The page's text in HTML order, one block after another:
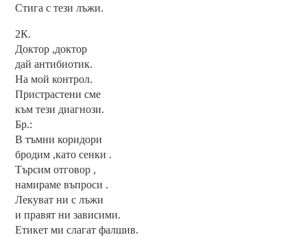
Стига с тези лъжи.
2К.
Доктор ,доктор
дай антибиотик.
На мой контрол.
Пристрастени сме
към тези диагнози.
Бр.:
В тъмни коридори
бродим ,като сенки .
Търсим отговор ,
намираме въпроси .
Лекуват ни с лъжи
и правят ни зависими.
Етикет ми слагат фалшив.